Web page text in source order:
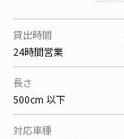
貸出時間
24時間営業
長さ
500cm 以下
対応車種